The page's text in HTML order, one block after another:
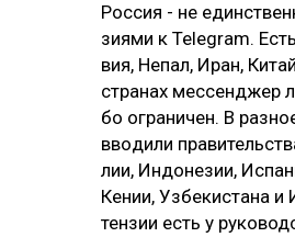
Рос­сия - не
зия­ми к Telegram.
вия, Не­пал, Иран,
стра­нах мес­сен­джер
бо ог­ра­ни­чен. В
вво­ди­ли
лии, Ин­до­не­зии,
Ке­нии, Уз­бе­кис­та­на
тен­зии есть у